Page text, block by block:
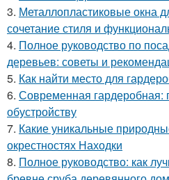
3. Металлопластиковые окна
сочетание стиля и
4. Полное руководство по
деревьев: советы и
5. Как найти место для
6. Современная гардеробная:
обустройству
7. Какие уникальные
окрестностях Находки
8. Полное руководство: как